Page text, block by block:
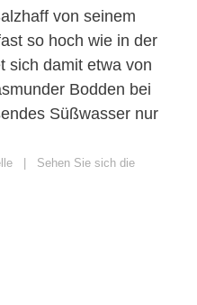
von seinem
so hoch wie in der
sich damit etwa von
Bodden bei
Süßwasser nur
| Sehen Sie sich die